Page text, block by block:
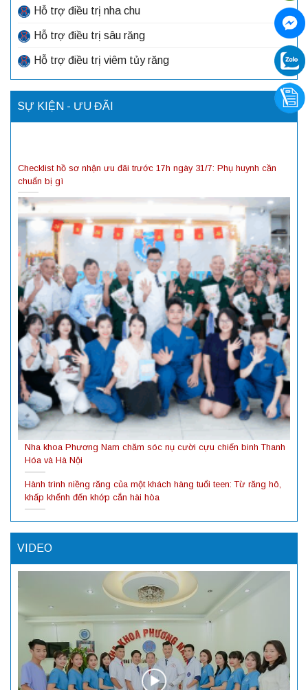
Hỗ trợ điều trị nha chu
Hỗ trợ điều trị sâu răng
Hỗ trợ điều trị viêm tủy răng
SỰ KIỆN - ƯU ĐÃI
Checklist hồ sơ nhận ưu đãi trước 17h ngày 31/7: Phụ huynh cần
chuẩn bị gì
Nha khoa Phương Nam chăm sóc nụ cười cựu chiến binh Thanh
Hóa và Hà Nội
Hành trình niềng răng của một khách hàng tuổi teen: Từ răng hô,
khấp khểnh đến khớp cắn hài hòa
VIDEO